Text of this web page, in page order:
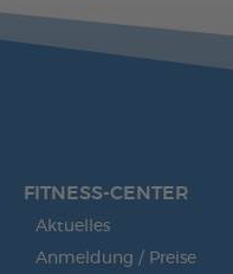
FITNESS-CENTER
Aktuelles
Anmeldung / Preise